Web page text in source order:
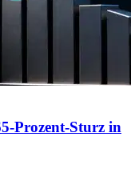
Prozent-Sturz in